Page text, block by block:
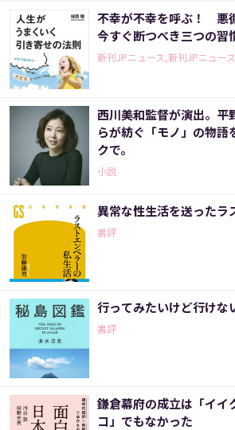
不幸が不幸を呼ぶ！ 悪
今すぐ断つべき三つの習
新刊JPニュース,新刊JPニュース
西川美和監督が演出。平
らが紡ぐ「モノ」の物語
クで。
小説
異常な性生活を送ったラ
書評
行ってみたいけど行けな
書評
鎌倉幕府の成立は「イイ
コ」でもなかった